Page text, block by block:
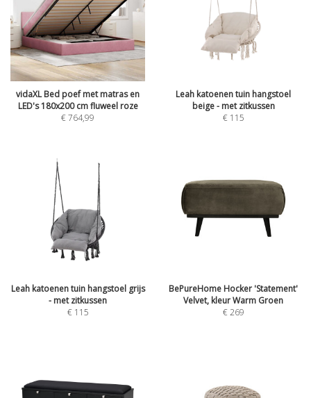
vidaXL Bed poef met matras en
LED's 180x200 cm fluweel roze
€764,99
Leah katoenen tuin hangstoel
beige - met zitkussen
€ 115
Leah katoenen tuin hangstoel grijs
- met zitkussen
€ 115
BePureHome Hocker 'Statement'
Velvet, kleur Warm Groen
€269